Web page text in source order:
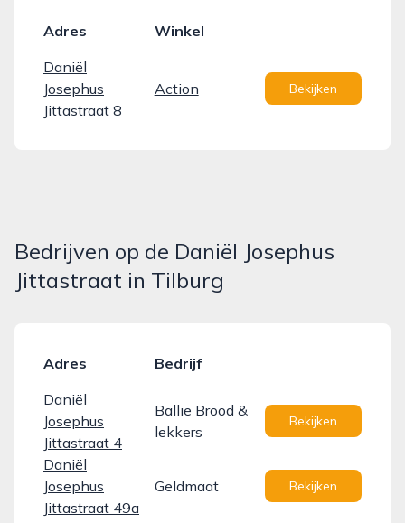
Adres
Winkel
Daniël
Josephus
Jittastraat 8
Action Bekijken
Bedrijven op de Daniël Josephus
Jittastraat in Tilburg
Adres
Bedrijf
Daniël
Josephus
Jittastraat 4
Ballie Brood &
lekkers
Bekijken
Daniël
Josephus
Jittastraat 49a
Geldmaat Bekijken